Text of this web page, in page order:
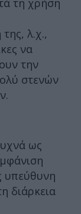
τη χρήση
λ.χ.,
να
την
στενών
ως
υπεύθυνη
διάρκεια